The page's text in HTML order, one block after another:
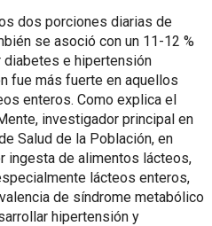
dos porciones diarias de
se asoció con un 11-12 %
e hipertensión
fue más fuerte en aquellos
enteros. Como explica el
investigador principal en
Salud de la Población, en
ingesta de alimentos lácteos,
lácteos enteros,
de síndrome metabólico
hipertensión y